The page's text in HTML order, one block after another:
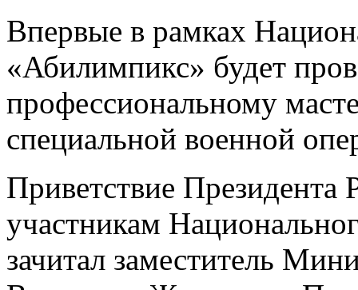
Впервые в рамках
«Абилимпикс» будет
профессиональному
специальной военной
Приветствие
участникам
зачитал заместитель